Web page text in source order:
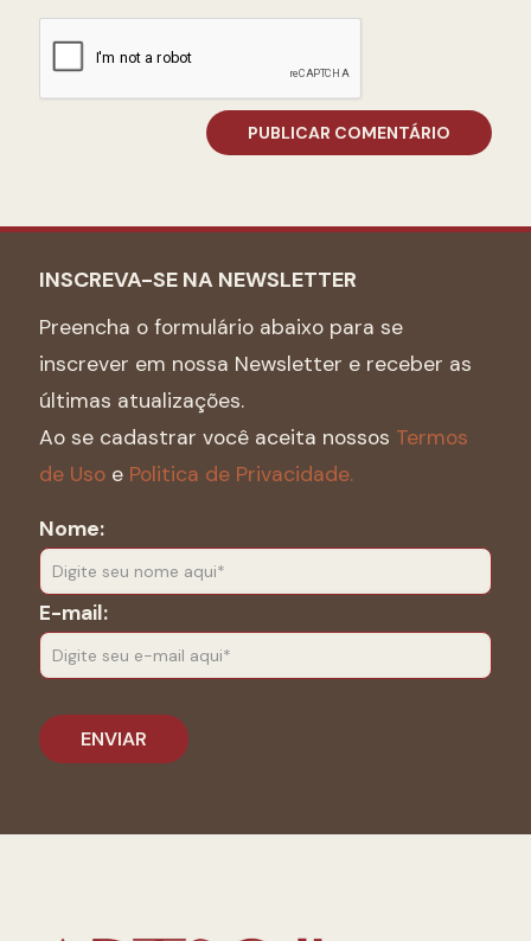
INSCREVA-SE NA NEWSLETTER
Preencha o formulário abaixo para se
inscrever em nossa Newsletter e receber as
últimas atualizações.
Ao se cadastrar você aceita nossos Termos
de Uso e Politica de Privacidade.
Nome:
E-mail: